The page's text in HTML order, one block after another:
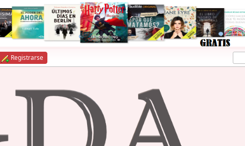
Registrarse